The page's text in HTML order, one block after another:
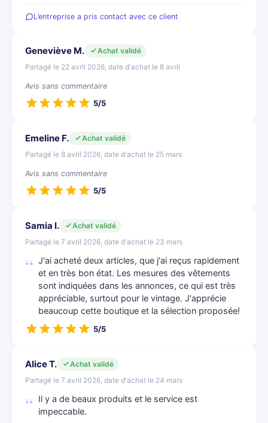
L’entreprise a pris contact avec ce client
Geneviève M.
Achat validé
Partagé le 22 avril 2026, date d'achat le 8 avril
Avis sans commentaire
5/5
Emeline F.
Achat validé
Partagé le 8 avril 2026, date d'achat le 25 mars
Avis sans commentaire
5/5
Samia I.
Achat validé
Partagé le 7 avril 2026, date d'achat le 23 mars
J'ai acheté deux articles, que j'ai reçus rapidement
et en très bon état. Les mesures des vêtements
sont indiquées dans les annonces, ce qui est très
appréciable, surtout pour le vintage. J'apprécie
beaucoup cette boutique et la sélection proposée!
5/5
Alice T.
Achat validé
Partagé le 7 avril 2026, date d'achat le 24 mars
Il y a de beaux produits et le service est
impeccable.